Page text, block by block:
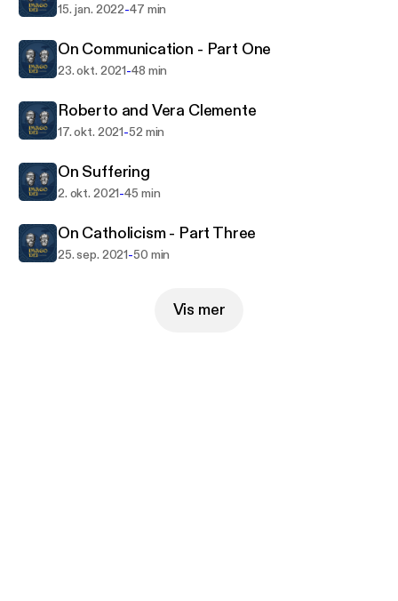
15. jan. 2022-47 min
On Communication - Part One
23. okt. 2021-48 min
Roberto and Vera Clemente
17. okt. 2021-52 min
On Suffering
2. okt. 2021-45 min
On Catholicism - Part Three
25. sep. 2021-50 min
Vis mer